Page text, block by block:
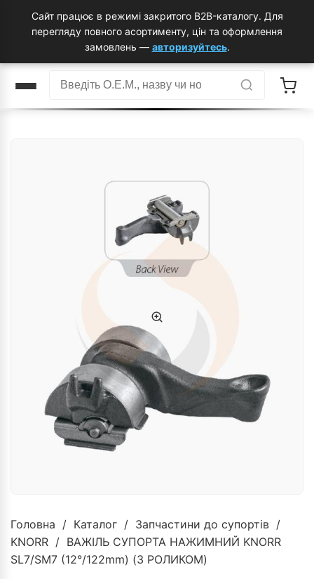
Головна / Каталог / Запчастини до супортів /
KNORR / ВАЖІЛЬ СУПОРТА НАЖИМНИЙ KNORR
SL7/SM7 (12°/122mm) (З РОЛИКОМ)
Сайт працює в режимі закритого B2B-каталогу. Для
перегляду повного асортименту, цін та оформлення
замовлень — авторизуйтесь.